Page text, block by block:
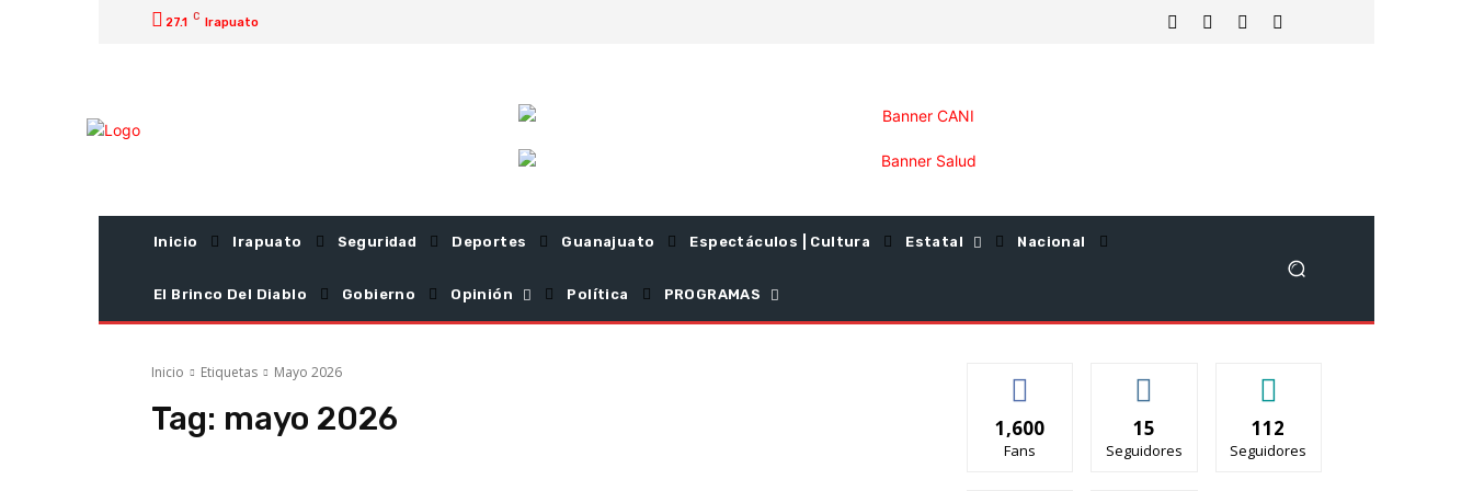
27.1 C Irapuato
Inicio Irapuato Seguridad Deportes Guanajuato Espectáculos | Cultura Estatal Nacional
El Brinco Del Diablo Gobierno Opinión Política PROGRAMAS
Inicio Etiquetas Mayo 2026
Tag: mayo 2026 1,600
Fans
15
Seguidores
112
Seguidores